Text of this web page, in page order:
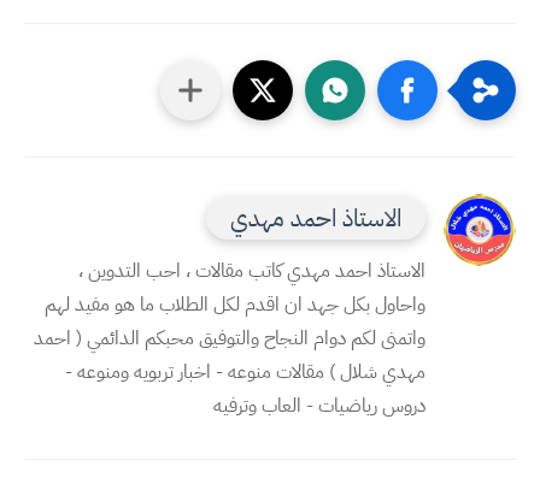
الاستاذ احمد مهدي
الاستاذ احمد مهدي كاتب مقالات ، احب التدوين ،
واحاول بكل جهد ان اقدم لكل الطلاب ما هو مفيد لهم
واتمنى لكم دوام النجاح والتوفيق محبكم الدائمي ( احمد
مهدي شلال ) مقالات منوعه - اخبار تربويه ومنوعه -
دروس رياضيات - العاب وترفيه